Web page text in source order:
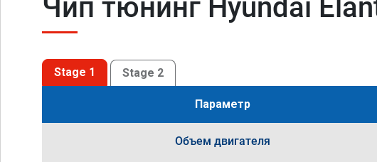
Чип тюнинг Hyundai
Stage 1 Stage 2
Параметр
Объем двигателя